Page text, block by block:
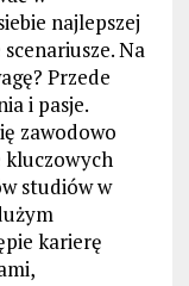
najlepszej
Na
Przede
i pasje.
zawodowo
kluczowych
studiów w
karierę